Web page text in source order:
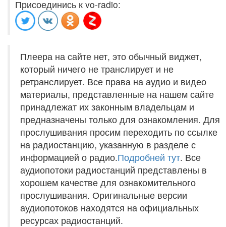
Присоединись к vo-radio:
Плеера на сайте нет, это обычный виджет,
который ничего не транслирует и не
ретранслирует. Все права на аудио и видео
материалы, представленные на нашем сайте
принадлежат их законным владельцам и
предназначены только для ознакомления. Для
прослушивания просим переходить по ссылке
на радиостанцию, указанную в разделе с
информацией о радио.Подробней тут. Все
аудиопотоки радиостанций представлены в
хорошем качестве для ознакомительного
прослушивания. Оригинальные версии
аудиопотоков находятся на официальных
ресурсах радиостанций.